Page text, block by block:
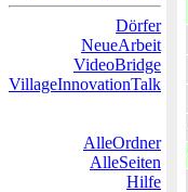
Dörfer
NeueArbeit
VideoBridge
VillageInnovationTalk
AlleOrdner
AlleSeiten
Hilfe